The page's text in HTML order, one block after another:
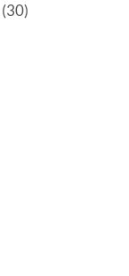
(30)